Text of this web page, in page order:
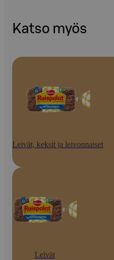
Katso myös
Leivät, keksit ja leivonnaiset
Leivät